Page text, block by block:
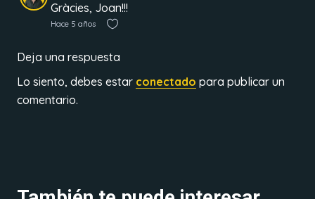
Gràcies, Joan!!!
Hace 5 años
Deja una respuesta
Lo siento, debes estar conectado para publicar un
comentario.